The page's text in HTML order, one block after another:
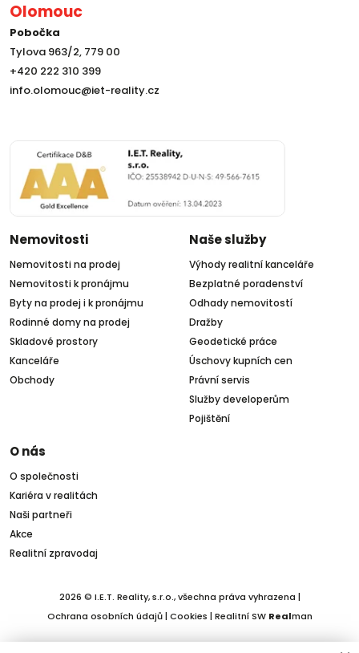
Olomouc
Pobočka
Tylova 963/2, 779 00
+420 222 310 399
info.olomouc@iet-reality.cz
Nemovitosti
Nemovitosti na prodej
Nemovitosti k pronájmu
Byty na prodej i k pronájmu
Rodinné domy na prodej
Skladové prostory
Kanceláře
Obchody
Naše služby
Výhody realitní kanceláře
Bezplatné poradenství
Odhady nemovitostí
Dražby
Geodetické práce
Úschovy kupních cen
Právní servis
Služby developerům
Pojištění
O nás
O společnosti
Kariéra v realitách
Naši partneři
Akce
Realitní zpravodaj
2026 © I.E.T. Reality, s.r.o., všechna práva vyhrazena |
Ochrana osobních údajů| Cookies | Realitní SW Realman